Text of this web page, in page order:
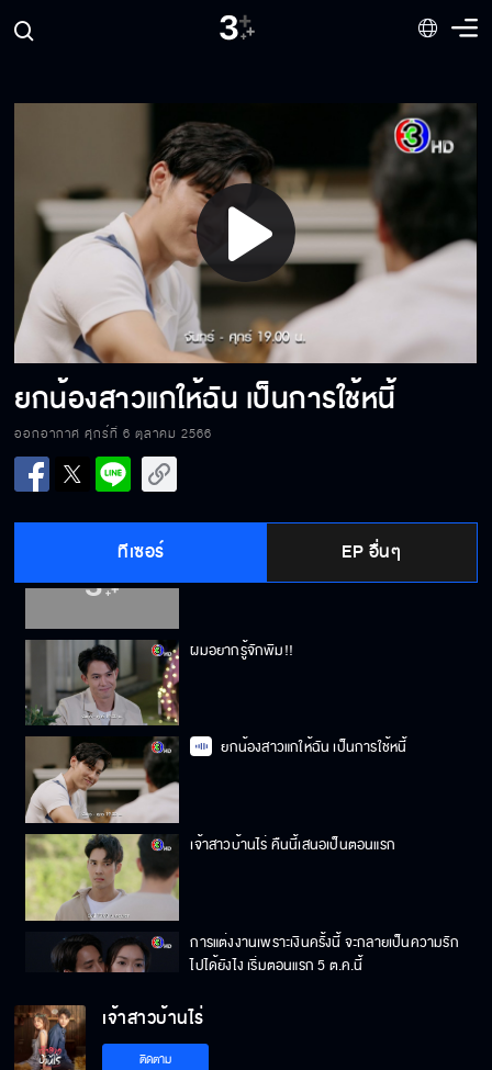
Play
Video
ยกน้องสาวแกให้ฉัน เป็นการใช้หนี้
ออกอากาศ ศุกร์ที่ 6 ตุลาคม 2566
ทีเซอร์ EP อื่นๆ
แถวนี้ไม่มีใครเคารพคุณแล้ว!
จากนี้ไปคุณเป็นเมียถูกต้องตามกฎหมายแล้วนะ
เรามีเรื่องต้องคุยกันหน่อย
คนแบบนี้ใครกล้าเอาทำผัวด้วยหรอ
ผมอยากรู้จักพิม!!
ยกน้องสาวแกให้ฉัน เป็นการใช้หนี้
เจ้าสาวบ้านไร่ คืนนี้เสนอเป็นตอนแรก
การแต่งงานเพราะเงินครั้งนี้ จะกลายเป็นความรัก
ไปได้ยังไง เริ่มตอนแรก 5 ต.ค.นี้
"เจ้าสาวบ้านไร่" เริ่ม 5 ต.ค.นี้
เจ้าสาวบ้านไร่
ติดตาม